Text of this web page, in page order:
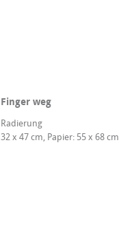
Finger weg
Radierung
32 x 47 cm, Papier: 55 x 68 cm